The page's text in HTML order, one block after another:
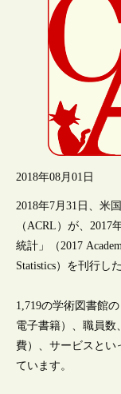
2018年08月01日
2018年7月31日、米
（ACRL）が、2017
統計」（2017
Statistics）を刊行し
1,719の学術図書館
電子書籍）、職員数
費）、サービスとい
ています。